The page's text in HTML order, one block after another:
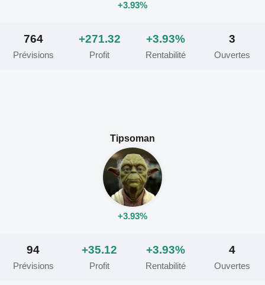
+3.93%
764
Prévisions
+271.32
Profit
+3.93%
Rentabilité
3
Ouvertes
Tipsoman
+3.93%
94
Prévisions
+35.12
Profit
+3.93%
Rentabilité
4
Ouvertes